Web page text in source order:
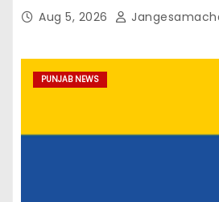
Aug 5, 2026
PUNJAB NEWS